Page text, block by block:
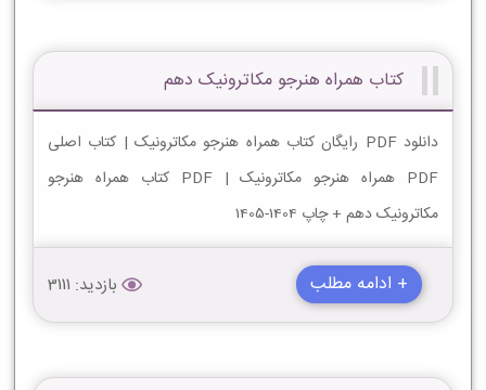
کتاب همراه هنرجو مکاترونیک دهم
دانلود PDF رایگان کتاب همراه هنرجو مکاترونیک | کتاب اصلی
PDF همراه هنرجو مکاترونیک | PDF کتاب همراه هنرجو
مکاترونیک دهم + چاپ 1404-1405
+ ادامه مطلب بازدید: 3111